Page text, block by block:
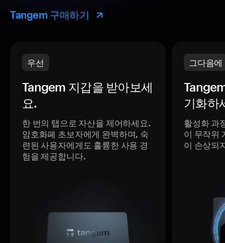
Tangem 구매하기
우선
Tangem 지갑을 받아보세
요.
한 번의 탭으로 자산을 제어하세요.
암호화폐 초보자에게 완벽하며, 숙
련된 사용자에게도 훌륭한 사용 경
험을 제공합니다.
그다음에
기화하
활성화 과
이 무작위
이 손상되